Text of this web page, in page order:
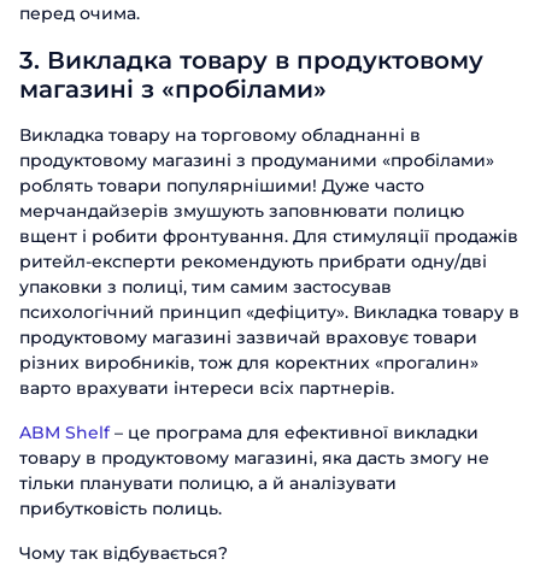
перед очима.
3. Викладка товару в продуктовому
магазині з «пробілами»
Викладка товару на торговому обладнанні в
продуктовому магазині з продуманими «пробілами»
роблять товари популярнішими! Дуже часто
мерчандайзерів змушують заповнювати полицю
вщент і робити фронтування. Для стимуляції продажів
ритейл-експерти рекомендують прибрати одну/дві
упаковки з полиці, тим самим застосував
психологічний принцип «дефіциту». Викладка товару в
продуктовому магазині зазвичай враховує товари
різних виробників, тож для коректних «прогалин»
варто врахувати інтереси всіх партнерів.
ABM Shelf– це програма для ефективної викладки
товару в продуктовому магазині, яка дасть змогу не
тільки планувати полицю, а й аналізувати
прибутковість полиць.
Чому так відбувається?